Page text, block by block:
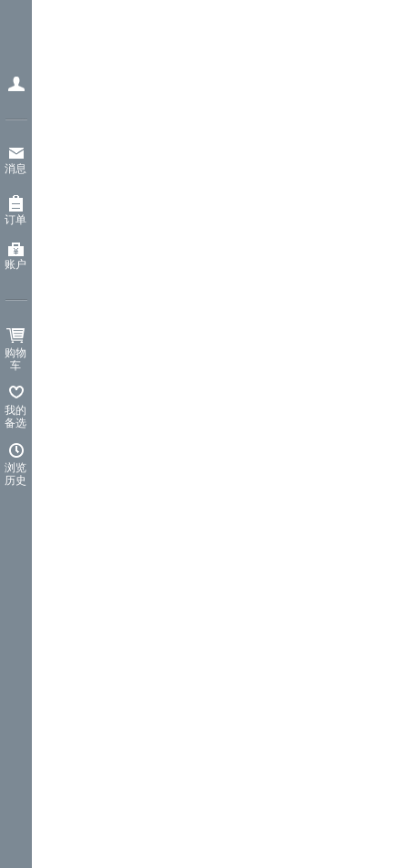
消息
订单
账户
购物
车
我的
备选
浏览
历史